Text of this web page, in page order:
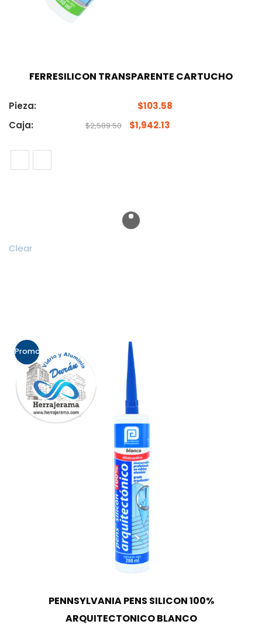
FERRESILICON TRANSPARENTE CARTUCHO
Pieza: $103.58
Caja:
$2,589.50 $1,942.13
Clear
Promo!
PENNSYLVANIA PENS SILICON 100%
ARQUITECTONICO BLANCO